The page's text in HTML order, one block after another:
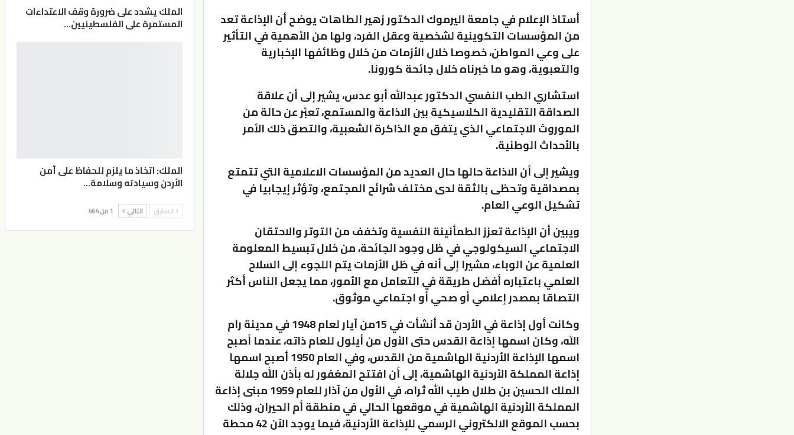
أستاذ الإعلام في جامعة اليرموك الدكتور زهير الطاهات يوضح أن الإذاعة تعد
من المؤسسات التكوينية لشخصية وعقل الفرد، ولها من الأهمية في التأثير
على وعي المواطن، خصوصا خلال الأزمات من خلال وظائفها الإخبارية
والتعبوية، وهو ما خبرناه خلال جائحة كورونا.
استشاري الطب النفسي الدكتور عبدالله أبو عدس، يشير إلى أن علاقة
الصداقة التقليدية الكلاسيكية بين الاذاعة والمستمع، تعبّر عن حالة من
الموروث الاجتماعي الذي يتفق مع الذاكرة الشعبية، والتصق ذلك الأمر
بالأحداث الوطنية.
ويشير إلى أن الاذاعة حالها حال العديد من المؤسسات الاعلامية التي تتمتع
بمصداقية وتحظى بالثقة لدى مختلف شرائح المجتمع، وتؤثر إيجابيا في
تشكيل الوعي العام.
ويبين أن الإذاعة تعزز الطمأنينة النفسية وتخفف من التوتر والاحتقان
الاجتماعي السيكولوجي في ظل وجود الجائحة، من خلال تبسيط المعلومة
العلمية عن الوباء، مشيرا إلى أنه في ظل الأزمات يتم اللجوء إلى السلاح
العلمي باعتباره أفضل طريقة في التعامل مع الأمور، مما يجعل الناس أكثر
التصاقا بمصدر إعلامي أو صحي أو اجتماعي موثوق.
وكانت أول إذاعة في الأردن قد أنشأت في 15من آيار لعام 1948 في مدينة رام
الله، وكان اسمها إذاعة القدس حتى الأول من أيلول للعام ذاته، عندما أصبح
اسمها الإذاعة الأردنية الهاشمية من القدس، وفي العام 1950 أصبح اسمها
إذاعة المملكة الأردنية الهاشمية، إلى أن افتتح المغفور له بأذن الله جلالة
الملك الحسين بن طلال طيب الله ثراه، في الأول من آذار للعام 1959 مبنى إذاعة
المملكة الأردنية الهاشمية في موقعها الحالي في منطقة أم الحيران، وذلك
بحسب الموقع الالكتروني الرسمي للإذاعة الأردنية، فيما يوجد الآن 42 محطة
الملك يشدد على ضرورة وقف الاعتداءات
المستمرة على الفلسطينيين…
الملك: اتخاذ ما يلزم للحفاظ على أمن
الأردن وسيادته وسلامة…
السابق التالي 1 من 464